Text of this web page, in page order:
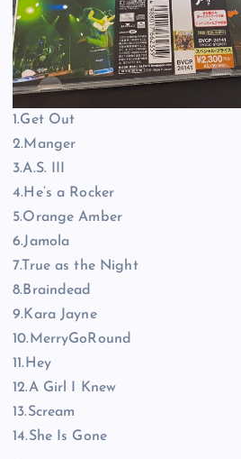
1.Get Out
2.Manger
3.A.S. III
4.He’s a Rocker
5.Orange Amber
6.Jamola
7.True as the Night
8.Braindead
9.Kara Jayne
10.MerryGoRound
11.Hey
12.A Girl I Knew
13.Scream
14.She Is Gone